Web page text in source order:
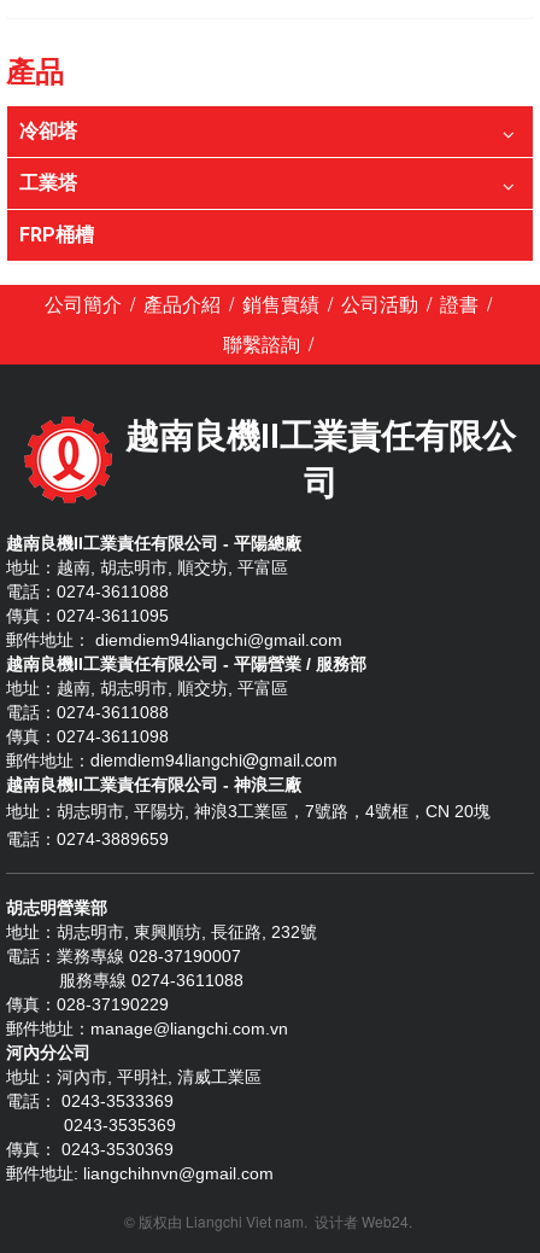
產品
冷卻塔
工業塔
FRP桶槽
公司簡介 / 產品介紹 / 銷售實績 / 公司活動 / 證書 /
聯繫諮詢 /
越南良機II工業責任有限公
司
越南良機II工業責任有限公司 - 平陽總廠
地址：越南, 胡志明市, 順交坊, 平富區
電話：0274-3611088
傳真：0274-3611095
郵件地址： diemdiem94liangchi@gmail.com
越南良機II工業責任有限公司 - 平陽營業 / 服務部
地址：越南, 胡志明市, 順交坊, 平富區
電話：0274-3611088
傳真：0274-3611098
郵件地址： diemdiem94liangchi@gmail.com
越南良機II工業責任有限公司 - 神浪三廠
地址： 胡志明市, 平陽坊, 神浪3工業區，7號路，4號框，CN 20塊
電話：0274-3889659
胡志明營業部
地址：胡志明市, 東興順坊, 長征路, 232號
電話：業務專線 028-37190007
服務專線 0274-3611088
傳真：028-37190229
郵件地址：manage@liangchi.com.vn
河內分公司
地址：河內市, 平明社, 清威工業區
電話： 0243-3533369
0243-3535369
傳真： 0243-3530369
郵件地址: liangchihnvn@gmail.com
© 版权由 Liangchi Viet nam 设计者Web24